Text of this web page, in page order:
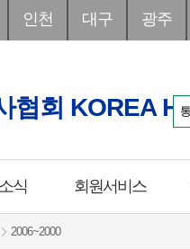
인천 대구 광주
식 회원서비스
2006~2000